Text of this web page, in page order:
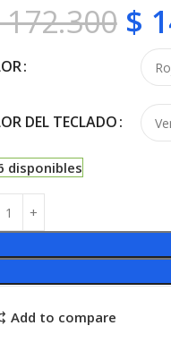
$
DEL TECLADO
disponibles
Add to compare